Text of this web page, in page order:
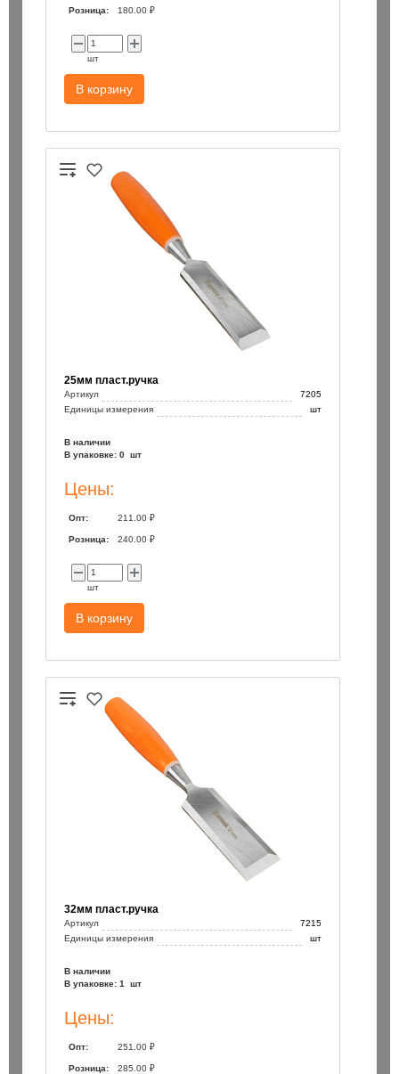
Розница: 180.00 ₽
шт
В корзину
25мм пласт.ручка
Артикул
7205
Единицы измерения
шт
В наличии
В упаковке: 0 шт
Цены:
Опт: 211.00 ₽
Розница: 240.00 ₽
шт
В корзину
32мм пласт.ручка
Артикул
7215
Единицы измерения
шт
В наличии
В упаковке: 1 шт
Цены:
Опт: 251.00 ₽
Розница: 285.00 ₽